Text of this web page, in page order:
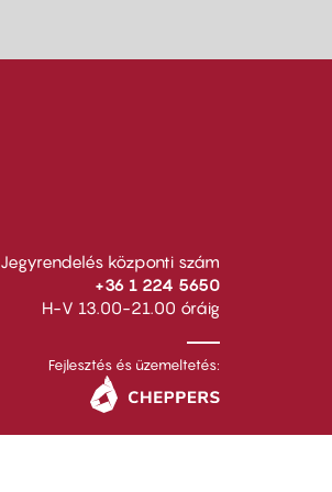
Jegyrendelés központi szám
+36 1 224 5650
H-V 13.00-21.00 óráig
Fejlesztés és üzemeltetés: